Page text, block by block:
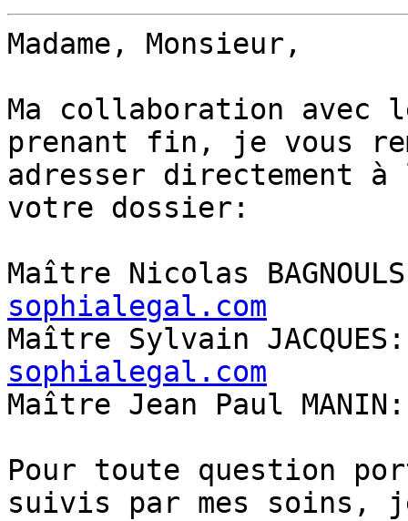
Madame, Monsieur,
Ma collaboration avec le
prenant fin, je vous
adresser directement
votre dossier:
Maître Nicolas
sophialegal.com
Maître Sylvain
sophialegal.com
Maître Jean Paul
Pour toute question
suivis par mes soins,